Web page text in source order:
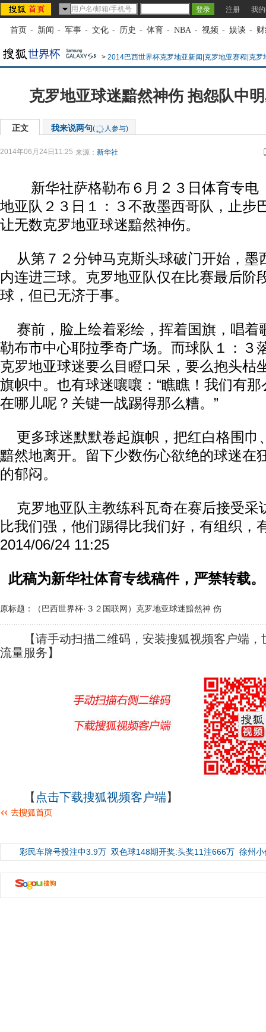
注册 我
首页 - 新闻 - 军事 - 文化 - 历史 - 体育 - NBA - 视频 - 娱谈 -
> 2014巴西世界杯克罗地亚新闻|克罗地亚赛程|克罗
克罗地亚球迷黯然神伤 抱怨队中
正文 我来说两句( 人参与)
2014年06月24日11:25 来源： 新华社
新华社萨格勒布６月２３日体育专电
地亚队２３日１：３不敌墨西哥队，止步
让无数克罗地亚球迷黯然神伤。
从第７２分钟马克斯头球破门开始，墨
内连进三球。克罗地亚队仅在比赛最后阶
球，但已无济于事。
赛前，脸上绘着彩绘，挥着国旗，唱着
勒布市中心耶拉季奇广场。而球队１：３
克罗地亚球迷要么目瞪口呆，要么抱头枯
旗帜中。也有球迷嚷嚷：“瞧瞧！我们有
在哪儿呢？关键一战踢得那么糟。”
更多球迷默默卷起旗帜，把红白格围巾
黯然地离开。留下少数伤心欲绝的球迷在
的郁闷。
克罗地亚队主教练科瓦奇在赛后接受采
比我们强，他们踢得比我们好，有组织，
2014/06/24 11:25
此稿为新华社体育专线稿件，严禁转载。
原标题：（巴西世界杯·３２国联网）克罗地亚球迷黯然神 伤
【请手动扫描二维码，安装搜狐视频客户端，
流量服务】
【 点击下载搜狐视频客户端】
彩民车牌号投注中3.9万 双色球148期开奖:头奖11注666万 徐州